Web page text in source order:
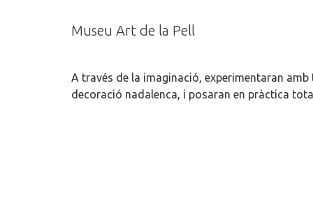
Museu Art de la Pell
A través de la imaginació, experimentaran
decoració nadalenca, i posaran en pràctica